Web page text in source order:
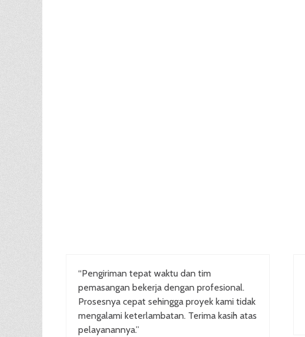
“Pengiriman tepat waktu dan tim
pemasangan bekerja dengan profesional.
Prosesnya cepat sehingga proyek kami tidak
mengalami keterlambatan. Terima kasih atas
pelayanannya.”